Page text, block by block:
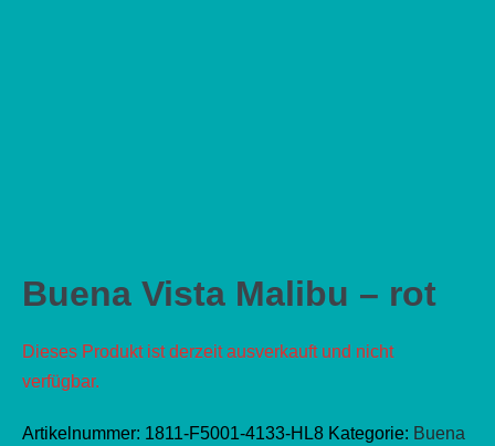
Buena Vista Malibu – rot
Dieses Produkt ist derzeit ausverkauft und nicht
verfügbar.
Artikelnummer: 1811-F5001-4133-HL8 Kategorie: Buena